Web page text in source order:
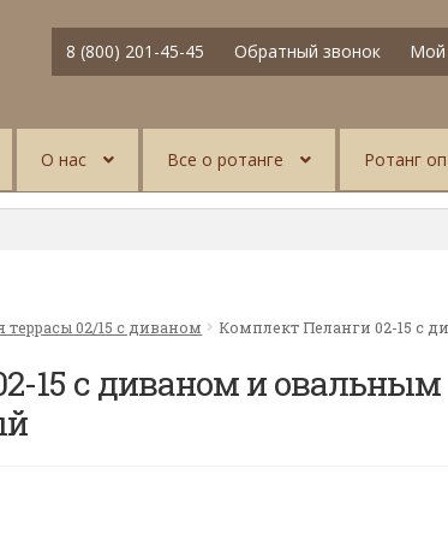
8 (800) 201-45-45 Обратный звонок Мой
О нас Все о ротанге Ротанг
02/15 с диваном Комплект Пеланги 02-15 с
15 с диваном и овальным